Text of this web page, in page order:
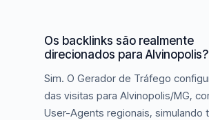
Os backlinks são realmente
direcionados para Alvinopolis?
Sim. O Gerador de Tráfego
das visitas para Alvinopolis/MG,
User-Agents regionais, simulando